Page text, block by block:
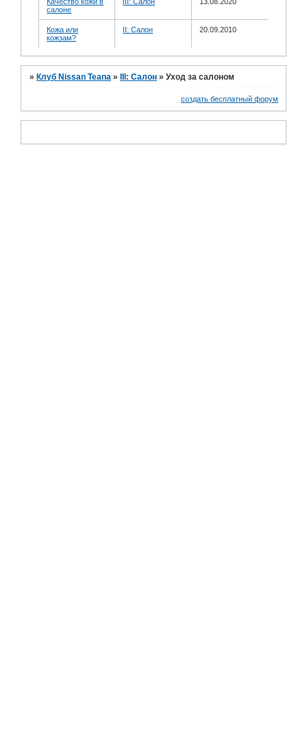
салоне
Кожа или
кожзам?
II: Салон 20.09.2010
» Клуб Nissan Teana » III: Салон »Уход за салоном
создать бесплатный форум